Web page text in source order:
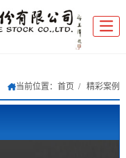
当前位置： 首页 精彩案例